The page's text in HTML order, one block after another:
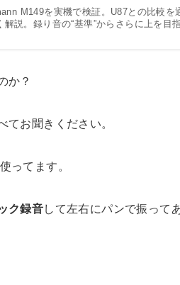
M149を実機で検証。U87との比較
解説。録り音の“基準”からさらに上を
か？
てお聞きください。
ってます。
ク録音して左右にパンで振って